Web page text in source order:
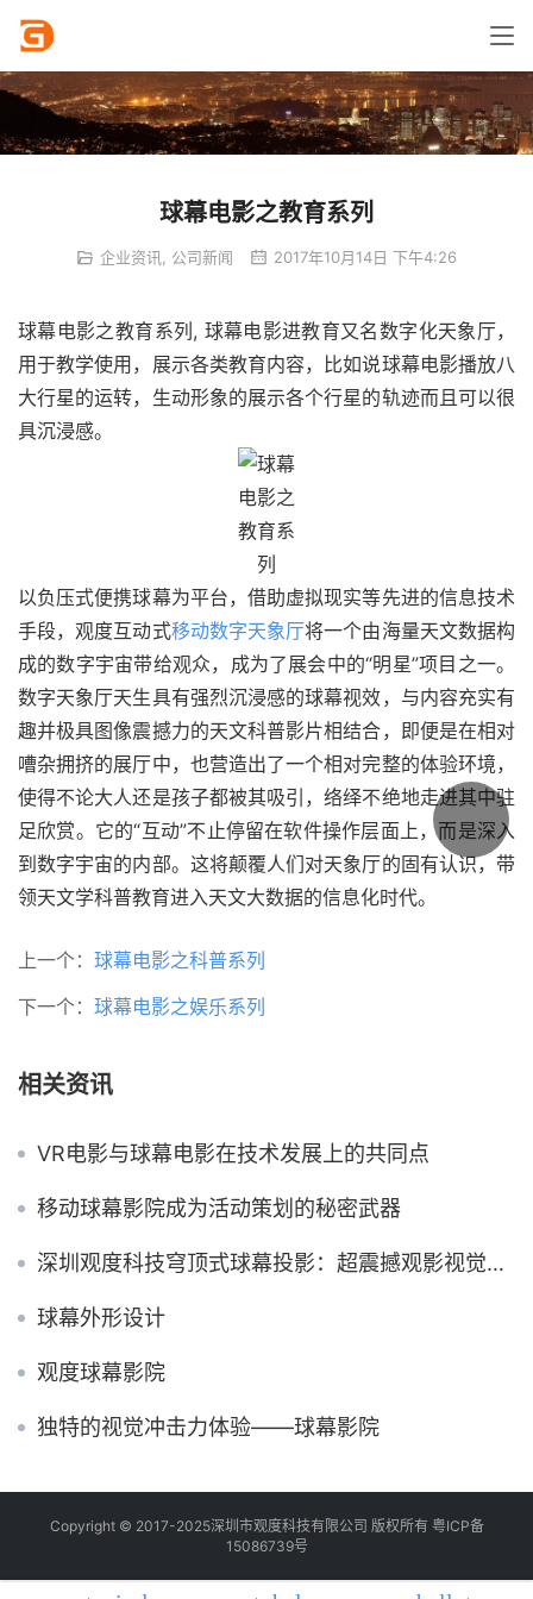
球幕电影之教育系列
企业资讯 公司新闻 2017年10月14日 下午4:26
球幕电影之教育系列, 球幕电影进教育又名数字化天象厅，
用于教学使用，展示各类教育内容，比如说球幕电影播放八
大行星的运转，生动形象的展示各个行星的轨迹而且可以很
具沉浸感。
以负压式便携球幕为平台，借助虚拟现实等先进的信息技术
手段，观度互动式移动数字天象厅将一个由海量天文数据构
成的数字宇宙带给观众，成为了展会中的“明星”项目之一。
数字天象厅天生具有强烈沉浸感的球幕视效，与内容充实有
趣并极具图像震撼力的天文科普影片相结合，即便是在相对
嘈杂拥挤的展厅中，也营造出了一个相对完整的体验环境，
使得不论大人还是孩子都被其吸引，络绎不绝地走进其中驻
足欣赏。它的“互动”不止停留在软件操作层面上，而是深入
到数字宇宙的内部。这将颠覆人们对天象厅的固有认识，带
领天文学科普教育进入天文大数据的信息化时代。
上一个： 球幕电影之科普系列
下一个： 球幕电影之娱乐系列
相关资讯
VR电影与球幕电影在技术发展上的共同点
移动球幕影院成为活动策划的秘密武器
深圳观度科技穹顶式球幕投影：超震撼观影视觉体验
球幕外形设计
观度球幕影院
独特的视觉冲击力体验——球幕影院
Copyright © 2017-2025深圳市观度科技有限公司 版权所有 粤ICP备
15086739号